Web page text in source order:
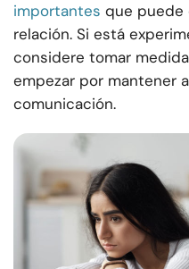
importantes que puede
relación. Si está
considere tomar
empezar por mantener
comunicación.